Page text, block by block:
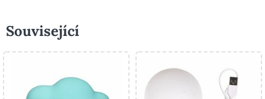
Související